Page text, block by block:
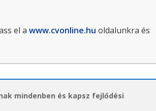
el awww.cvonline.hu oldalunkra és
mindenben és kapsz fejlődési